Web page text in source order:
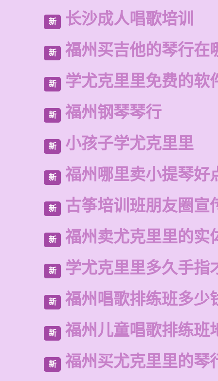
新 长沙成人唱歌培训
新 福州买吉他的琴行在
新 学尤克里里免费的软
新 福州钢琴琴行
新 小孩子学尤克里里
新 福州哪里卖小提琴好
新 古筝培训班朋友圈宣
新 福州卖尤克里里的实
新 学尤克里里多久手指
新 福州唱歌排练班多少
新 福州儿童唱歌排练班
新 福州买尤克里里的琴